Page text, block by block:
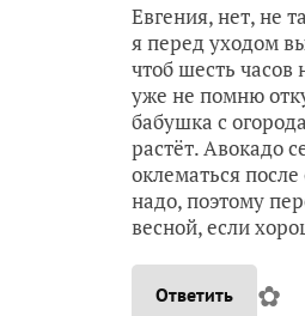
Евгения, нет, не
я перед уходом
чтоб шесть часов
уже не помню
бабушка с
растёт. Авокадо
оклематься
надо, поэтому
весной, если
Ответить ✿